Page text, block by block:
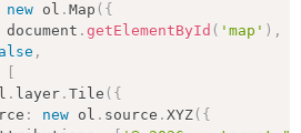
new ol . Map ( {
document . getElementById ( 'map' ) ,
,
. layer . Tile ( {
source
: new ol . source . XYZ( {